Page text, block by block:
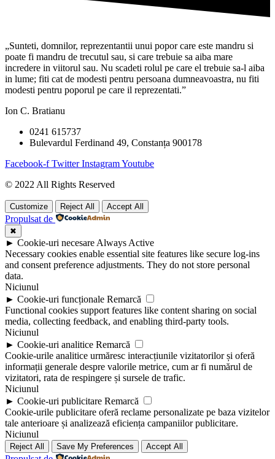
„Sunteti, domnilor, reprezentantii unui popor care este mandru si
poate fi mandru de trecutul sau, si care trebuie sa aiba mare
incredere in viitorul sau. Nu scadeti rolul pe care el trebuie sa-l aiba
in lume; fiti cat de modesti pentru persoana dumneavoastra, nu fiti
modesti pentru poporul pe care il reprezentati.”
Ion C. Bratianu
0241 615737
Bulevardul Ferdinand 49, Constanța 900178
Facebook-f Twitter InstagramYoutube
© 2022 All Rights Reserved
Customize Reject All Accept All
Propulsat de
✖
► Cookie-uri necesare Always Active
Necessary cookies enable essential site features like secure log-ins
and consent preference adjustments. They do not store personal
data.
Niciunul
► Cookie-uri funcționale Remarcă
Functional cookies support features like content sharing on social
media, collecting feedback, and enabling third-party tools.
Niciunul
► Cookie-uri analitice Remarcă
Cookie-urile analitice urmăresc interacțiunile vizitatorilor și oferă
informații generale despre valorile metrice, cum ar fi numărul de
vizitatori, rata de respingere și sursele de trafic.
Niciunul
► Cookie-uri publicitare Remarcă
Cookie-urile publicitare oferă reclame personalizate pe baza vizitelor
tale anterioare și analizează eficiența campaniilor publicitare.
Niciunul
Reject All Save My Preferences Accept All